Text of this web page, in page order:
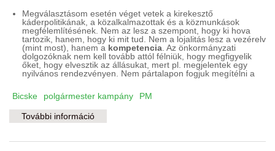
Megválasztásom esetén véget vetek a kirekesztő
káderpolitikának, a közalkalmazottak és a közmunkások
megfélemlítésének. Nem az lesz a szempont, hogy ki hova
tartozik, hanem, hogy ki mit tud. Nem a lojalitás lesz a vezérelv
(mint most), hanem a kompetencia. Az önkormányzati
dolgozóknak nem kell tovább attól félniük, hogy megfigyelik
őket, hogy elvesztik az állásukat, mert pl. megjelentek egy
nyilvános rendezvényen. Nem pártalapon fogjuk megítélni a
Bicske polgármester kampány PM
További információ